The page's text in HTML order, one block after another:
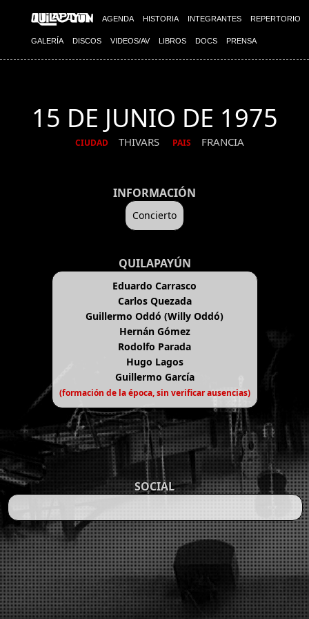
AGENDA HISTORIA INTEGRANTES REPERTORIO
GALERÍA DISCOS VIDEOS/AV LIBROS DOCS PRENSA
15 DE JUNIO DE 1975
CIUDAD THIVARS PAIS FRANCIA
INFORMACIÓN
Concierto
QUILAPAYÚN
Eduardo Carrasco
Carlos Quezada
Guillermo Oddó (Willy Oddó)
Hernán Gómez
Rodolfo Parada
Hugo Lagos
Guillermo García
(formación de la época, sin verificar ausencias)
SOCIAL